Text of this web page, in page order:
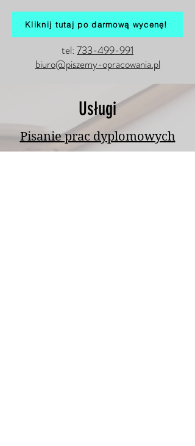
Kliknij tutaj po darmową wycenę!
tel: 733-499-991
biuro@piszemy-opracowania.pl
Usługi
Pisanie prac dyplomowych